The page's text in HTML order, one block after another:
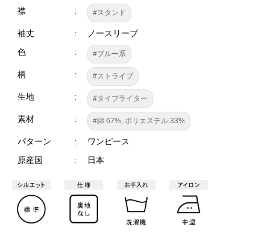
襟 #スタンド
袖丈
ノースリーブ
色
#ブルー系
柄 #ストライプ
生地 #タイプライター
素材 #綿 67%, ポリエステル 33%
パターン
ワンピース
原産国
日本